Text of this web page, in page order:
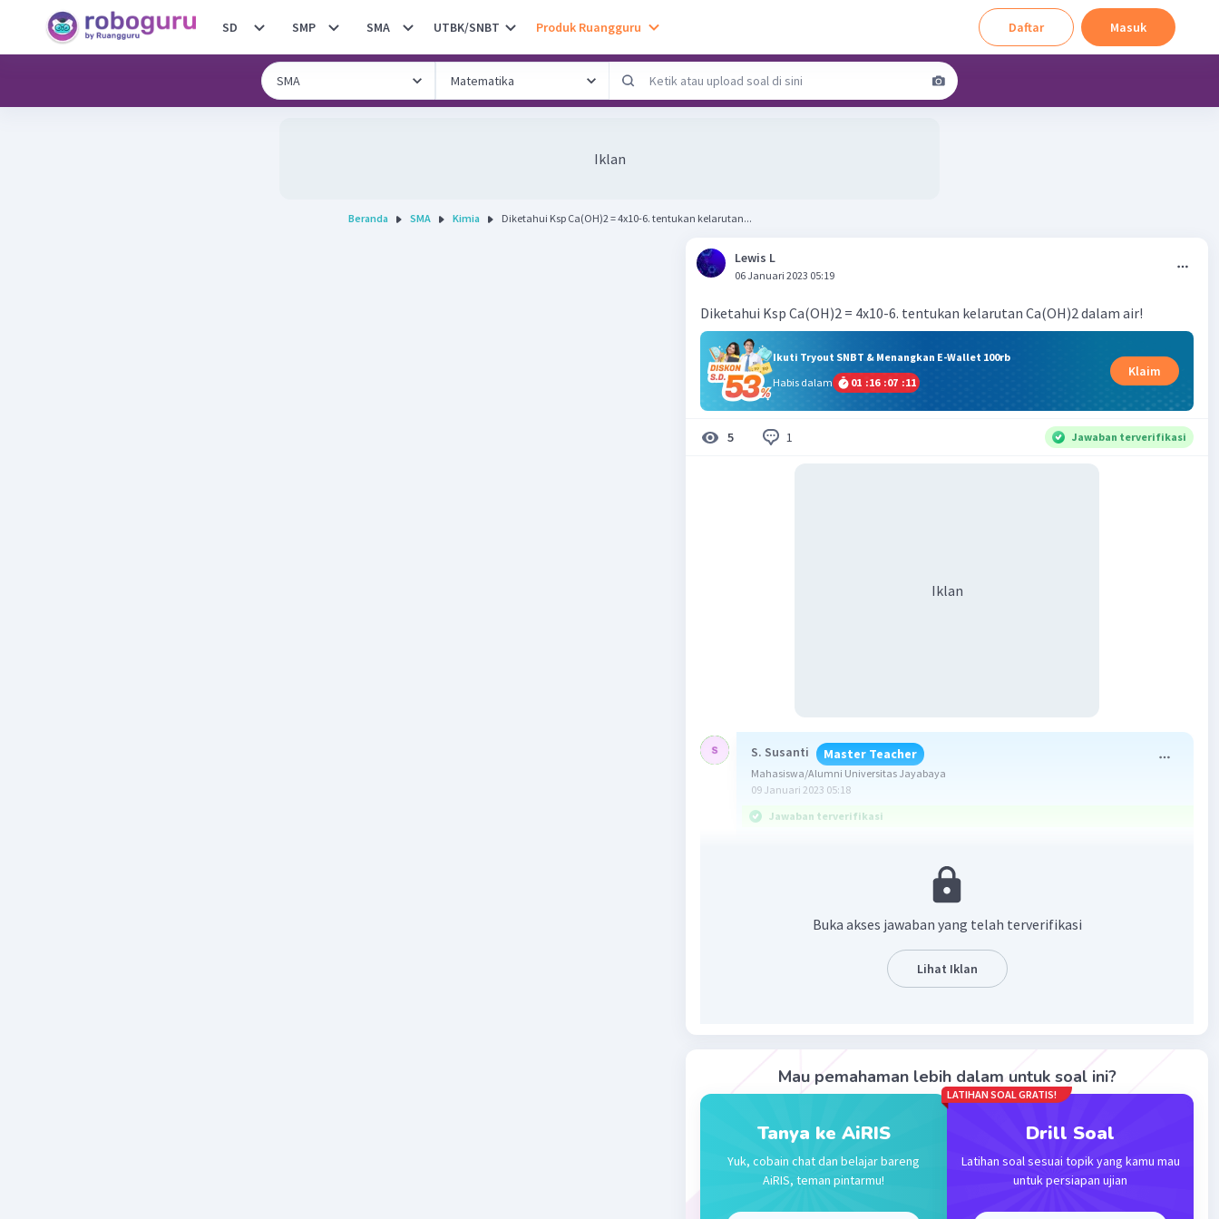
SD SMP SMA UTBK/SNBT Produk Ruangguru Daftar Masuk
Iklan
Beranda SMA Kimia Diketahui Ksp Ca(OH)2 = 4x10-6. tentukan kelarutan...
Lewis L
06 Januari 2023 05:19
Diketahui Ksp Ca(OH)2 = 4x10-6. tentukan kelarutan Ca(OH)2 dalam air!
Ikuti Tryout SNBT & Menangkan E-Wallet 100rb
Habis dalam
01 :16 :07 :11
Klaim
5 1 Jawaban terverifikasi
Iklan
S. Susanti Master Teacher
Mahasiswa/Alumni Universitas Jayabaya
09 Januari 2023 05:18
Jawaban terverifikasi
Hasil kali kelarutan (Ksp) merupakan perkalian konsentrasi ion-ion
elektrolit yang sukar larut dalam larutan jenuhnya dipangkatkan
koefisien masing-masing. Sementara kelarutan (s) menyatakan
jumlah maksimum suatu zat yang bisa larut dalam sejumlah pelarut.
Rumus penentuan kelarutan (s) dari Ksp berdasarkan jumlah ion (n)
- jika n = 4 --> s = ⁴√(Ksp/27)
- jika n = 5 --> s = ⁵√(Ksp/108)
Pada soal di atas,
Reaksi ionisasi Ca(OH)₂ yaitu:
Ca(OH)₂ ⇌ Ca²⁺ + 2OH⁻
s..................s.........2s
Ksp Ca(OH)₂ = [Ca²⁺] [OH⁻]²
Buka akses jawaban yang telah terverifikasi
Lihat Iklan
Mau pemahaman lebih dalam untuk soal ini?
Tanya ke AiRIS
Yuk, cobain chat dan belajar bareng
AiRIS, teman pintarmu!
LATIHAN SOAL GRATIS!
Drill Soal
Latihan soal sesuai topik yang kamu mau
untuk persiapan ujian